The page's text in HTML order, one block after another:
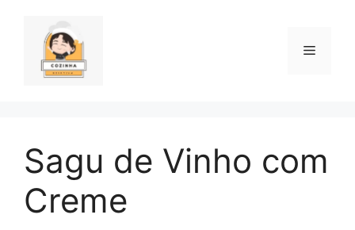
conteúdo
Menu
Sagu de Vinho com
Creme